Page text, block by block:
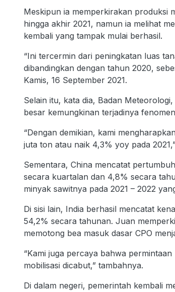
Meskipun ia memperkirakan produksi
hingga akhir 2021, namun ia melihat
kembali yang tampak mulai berhasil.
“Ini tercermin dari peningkatan luas
dibandingkan dengan tahun 2020,
Kamis, 16 September 2021.
Selain itu, kata dia, Badan
besar kemungkinan terjadinya
“Dengan demikian, kami
juta ton atau naik 4,3% yoy pada
Sementara, China mencatat
secara kuartalan dan 4,8% secara
minyak sawitnya pada 2021 – 2022
Di sisi lain, India berhasil mencatat
54,2% secara tahunan. Juan
memotong bea masuk dasar CPO
“Kami juga percaya bahwa
mobilisasi dicabut,” tambahnya.
Di dalam negeri, pemerintah kembali